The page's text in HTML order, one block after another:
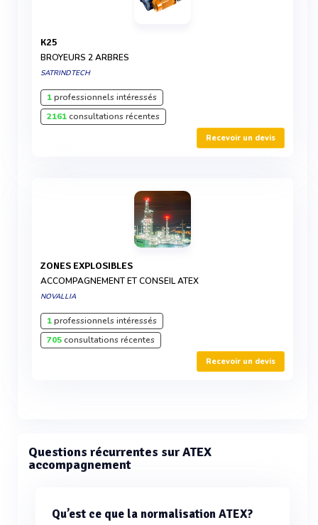
K25
BROYEURS 2 ARBRES
SATRINDTECH
1professionnels intéressés
2161consultations récentes
Recevoir un devis
ZONES EXPLOSIBLES
ACCOMPAGNEMENT ET CONSEIL ATEX
NOVALLIA
1professionnels intéressés
705consultations récentes
Recevoir un devis
Questions récurrentes sur ATEX
accompagnement
Qu’est ce que la normalisation ATEX?